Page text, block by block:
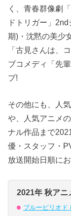
く、青春群像劇
ドトリガー」
期)・沈黙の美少
「古見さんは、
ブコメディ「先
プ!
その他にも、人
や、人気アニメ
ナル作品まで
優・スタッフ・
放送開始日順に
2021年 秋アニ
ブルーピリオド